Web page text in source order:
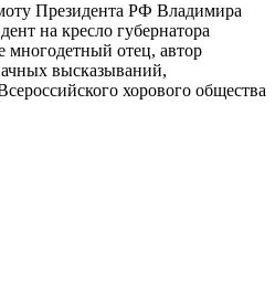
Президента РФ Владимира
на кресло губернатора
многодетный отец, автор
высказываний,
хорового общества